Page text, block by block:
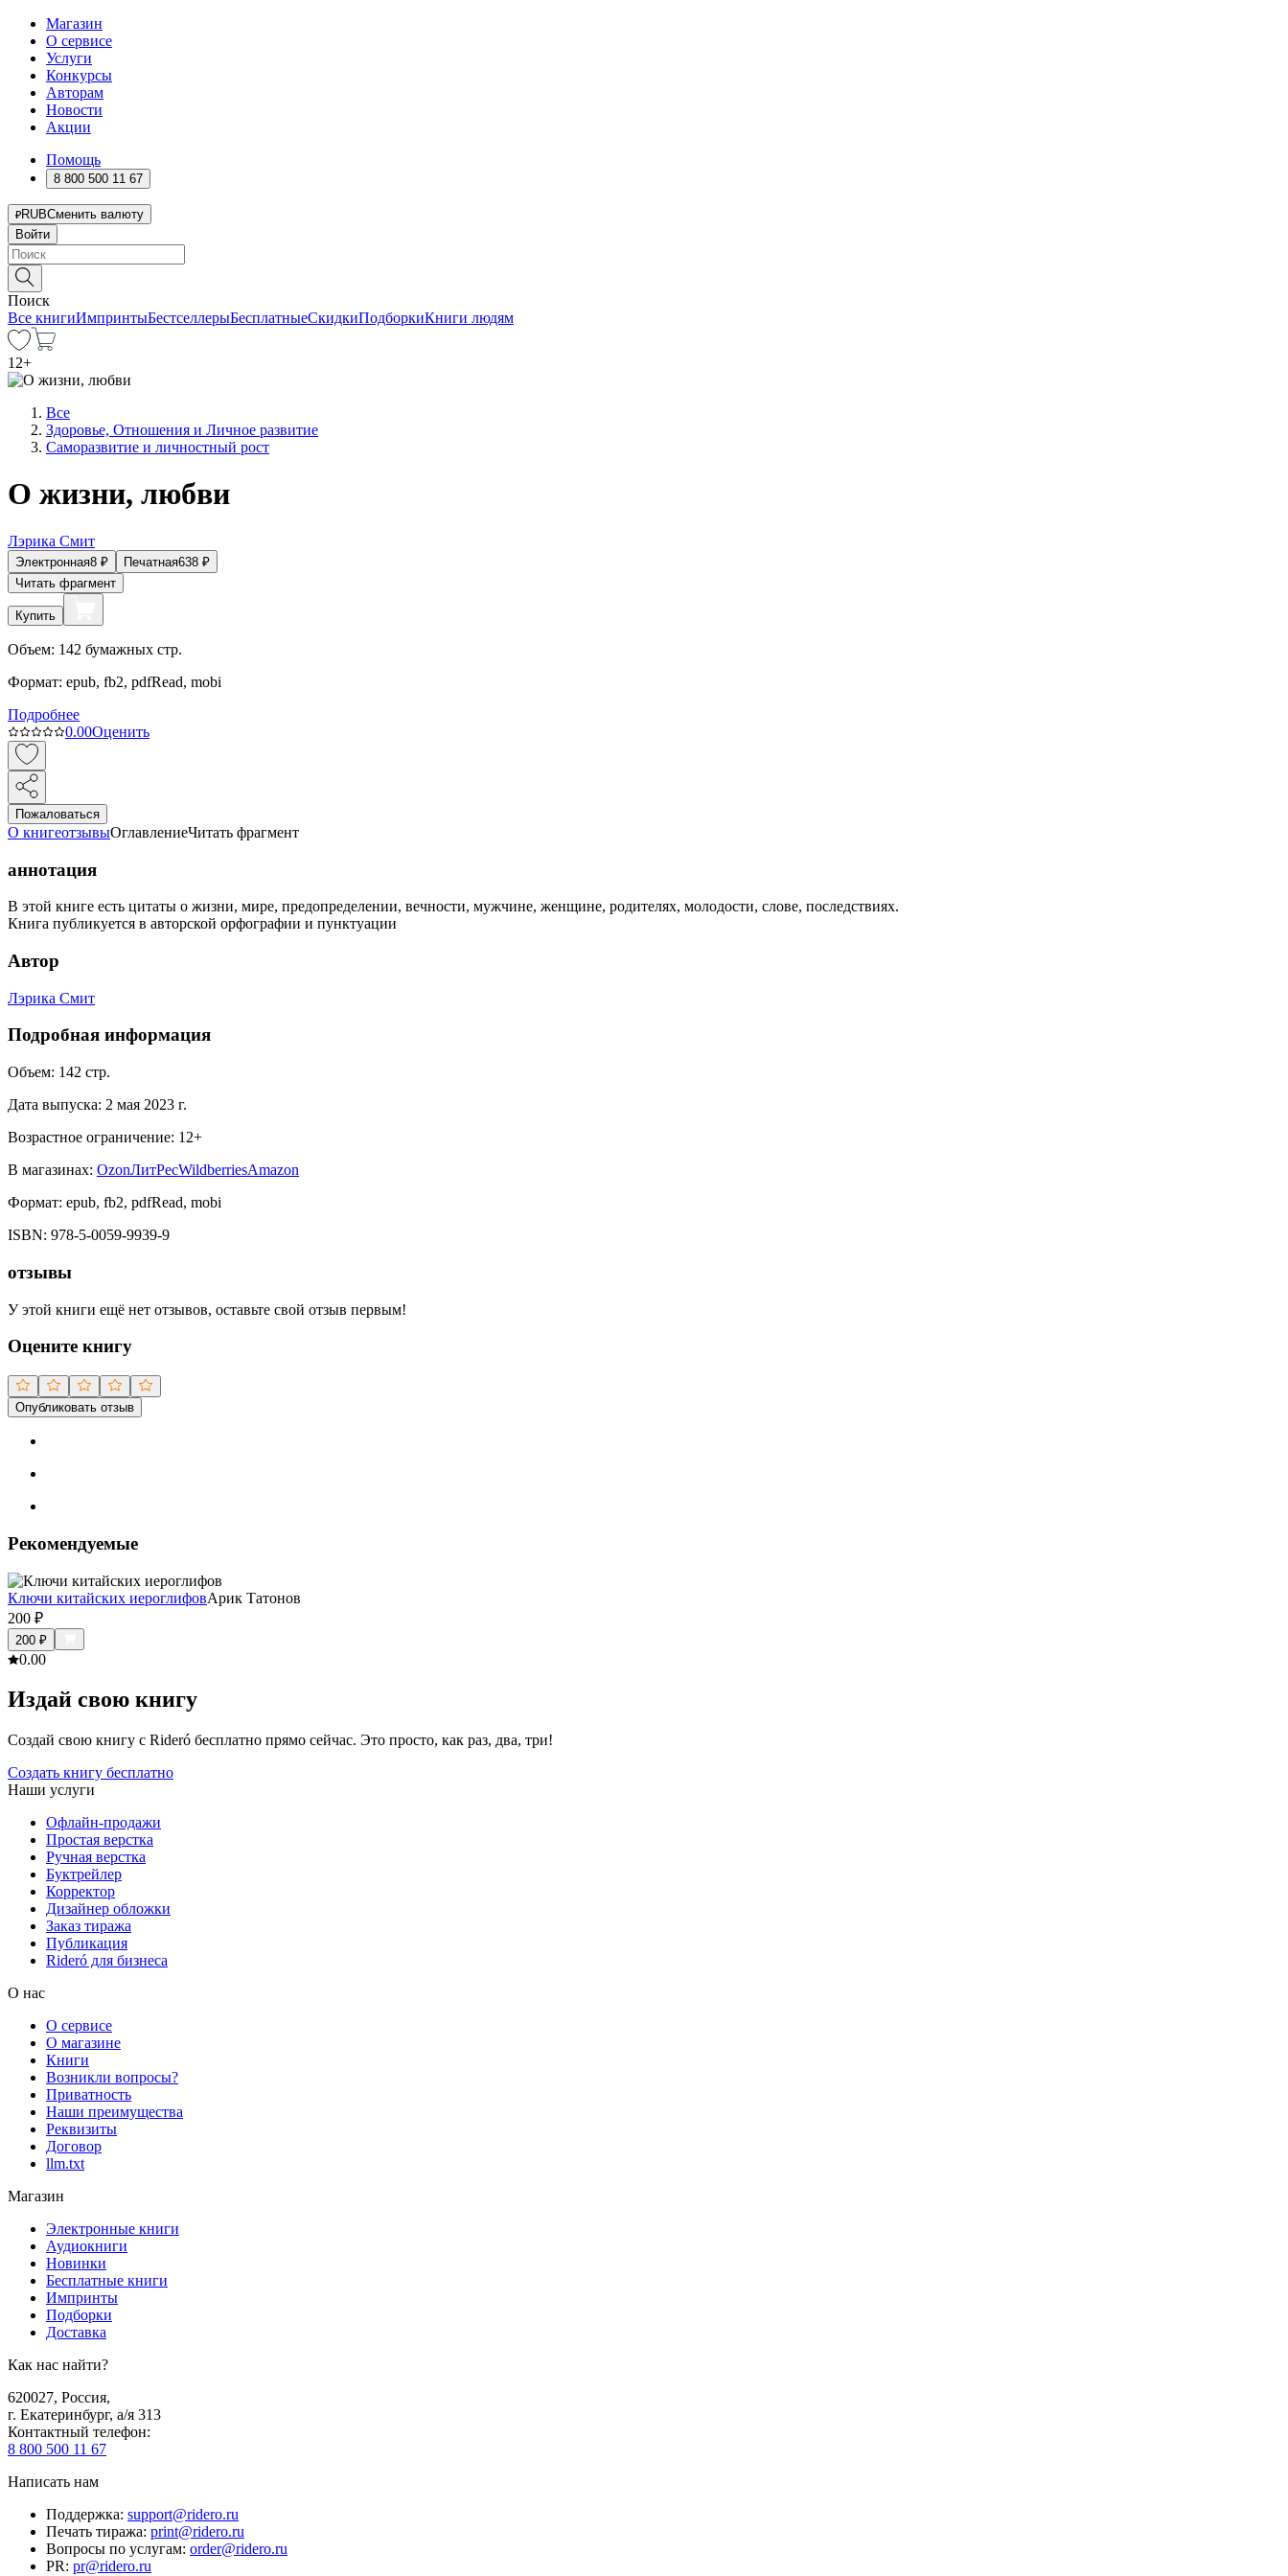
Магазин
О сервисе
Услуги
Конкурсы
Авторам
Новости
Акции
Помощь
8 800 500 11 67
RUBСменить валюту
Войти
Поиск
Все книгиИмпринтыБестселлерыБесплатныеСкидкиПодборкиКниги людям
12+
Все
Здоровье, Отношения и Личное развитие
Саморазвитие и личностный рост
О жизни, любви
Лэрика Смит
Электронная8 ₽ Печатная638 ₽
Читать фрагмент
Купить
Объем: 142 бумажных стр.
Формат: epub, fb2, pdfRead, mobi
Подробнее
0.00Оценить
Пожаловаться
О книгеотзывыОглавлениеЧитать фрагмент
аннотация
В этой книге есть цитаты о жизни, мире, предопределении, вечности, мужчине, женщине, родителях, молодости, слове, последствиях.
Книга публикуется в авторской орфографии и пунктуации
Автор
Лэрика Смит
Подробная информация
Объем: 142 стр.
Дата выпуска: 2 мая 2023 г.
Возрастное ограничение: 12+
В магазинах: OzonЛитРесWildberriesAmazon
Формат: epub, fb2, pdfRead, mobi
ISBN: 978-5-0059-9939-9
отзывы
У этой книги ещё нет отзывов, оставьте свой отзыв первым!
Оцените книгу
Опубликовать отзыв
Рекомендуемые
Ключи китайских иероглифовАрик Татонов
200 ₽
200 ₽
0.00
Издай свою книгу
Создай свою книгу с Rideró бесплатно прямо сейчас. Это просто, как раз, два, три!
Создать книгу бесплатно
Наши услуги
Офлайн-продажи
Простая верстка
Ручная верстка
Буктрейлер
Корректор
Дизайнер обложки
Заказ тиража
Публикация
Rideró для бизнеса
О нас
О сервисе
О магазине
Книги
Возникли вопросы?
Приватность
Наши преимущества
Реквизиты
Договор
llm.txt
Магазин
Электронные книги
Аудиокниги
Новинки
Бесплатные книги
Импринты
Подборки
Доставка
Как нас найти?
620027, Россия,
г. Екатеринбург, а/я 313
Контактный телефон:
8 800 500 11 67
Написать нам
Поддержка: support@ridero.ru
Печать тиража: print@ridero.ru
Вопросы по услугам: order@ridero.ru
PR: pr@ridero.ru